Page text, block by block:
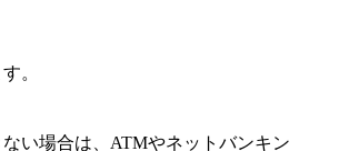
。
い場合は、ATMやネットバンキン